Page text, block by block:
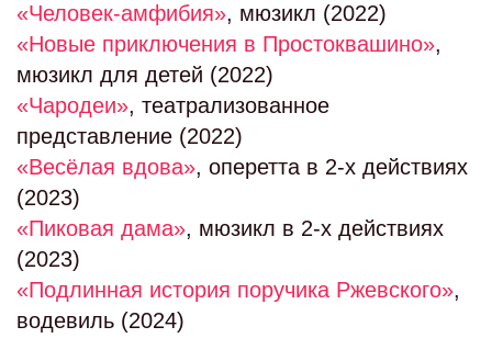
«Человек-амфибия», мюзикл (2022)
«Новые приключения в Простоквашино»,
мюзикл для детей (2022)
«Чародеи», театрализованное
представление (2022)
«Весёлая вдова», оперетта в 2-х действиях
(2023)
«Пиковая дама», мюзикл в 2-х действиях
(2023)
«Подлинная история поручика Ржевского»,
водевиль (2024)